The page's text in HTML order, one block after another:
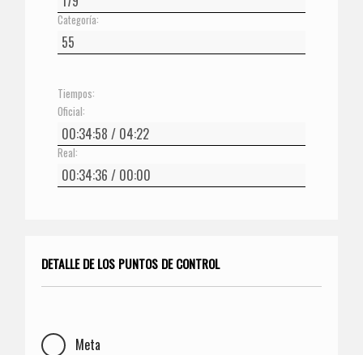
Categoría:
Tiempos:
Oficial:
Real:
DETALLE DE LOS PUNTOS DE CONTROL
Meta